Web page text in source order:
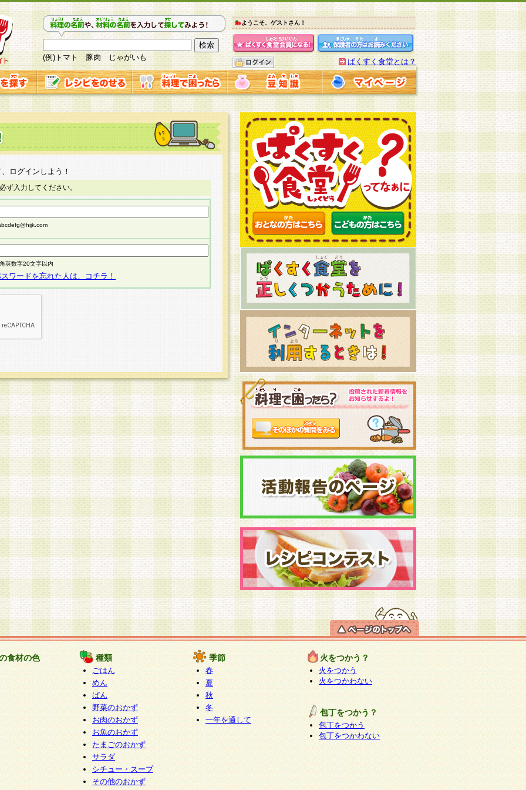
(例)トマト 豚肉 じゃがいも
ようこそ、ゲストさん！
ぱくすく食堂とは？
ログインしよう！
ず入力してください。
英数字20文字以内
ワードを忘れた人は、コチラ！
食材の色 種類
ごはん
めん
ぱん
野菜のおかず
お肉のおかず
お魚のおかず
たまごのおかず
サラダ
シチュー・スープ
その他のおかず
季節
春
夏
秋
冬
一年を通して
火をつかう？
火をつかう
火をつかわない
包丁をつかう？
包丁をつかう
包丁をつかわない